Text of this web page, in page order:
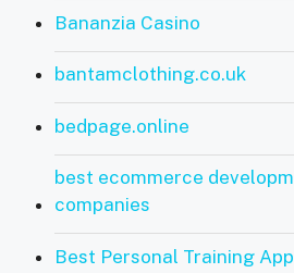
Bananzia Casino
bantamclothing.co.uk
bedpage.online
best ecommerce
companies
Best Personal Training